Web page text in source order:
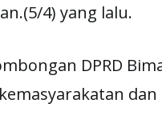
4) yang lalu.
DPRD